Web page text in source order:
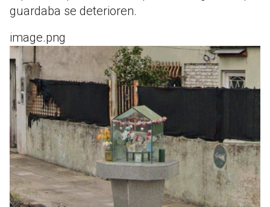
guardaba se deterioren.
image.png